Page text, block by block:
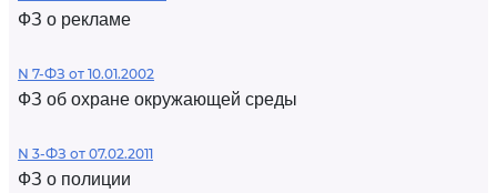
ФЗ о рекламе
N 7-ФЗ от 10.01.2002
ФЗ об охране окружающей среды
N 3-ФЗ от 07.02.2011
ФЗ о полиции